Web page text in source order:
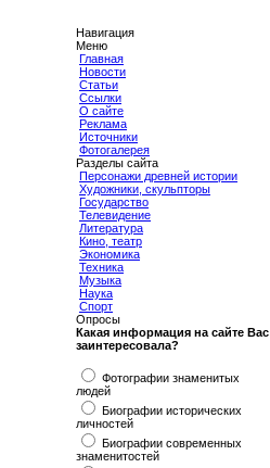
Навигация
Меню
Главная
Новости
Статьи
Ссылки
О сайте
Реклама
Источники
Фотогалерея
Разделы сайта
Персонажи древней истории
Художники, скульпторы
Государство
Телевидение
Литература
Кино, театр
Экономика
Техника
Музыка
Наука
Спорт
Опросы
Какая информация на сайте Вас
заинтересовала?
Фотографии знаменитых
людей
Биографии исторических
личностей
Биографии современных
знаменитостей